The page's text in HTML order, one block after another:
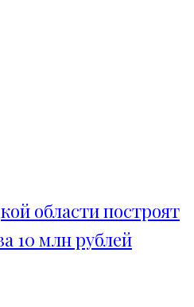
области построят
10 млн рублей